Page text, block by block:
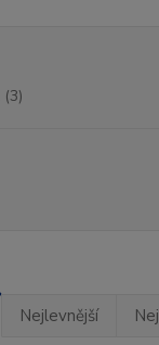
(3)
Nejlevnější